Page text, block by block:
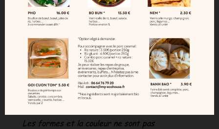
Pochette à sandwich en coton, doublé d’un tissu
bio imperméable.
Taille :
19 cm x 18 cm
Entretien :
Lavable en machine à 30°
Les formes et la couleur ne sont pas